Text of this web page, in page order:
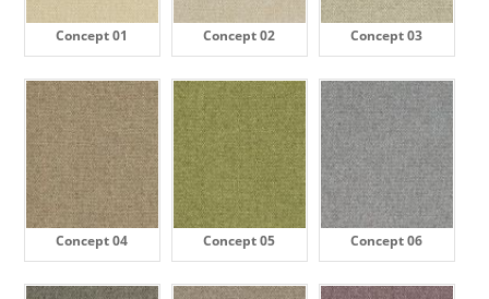
Concept 01 Concept 02 Concept 03
Concept 04 Concept 05 Concept 06